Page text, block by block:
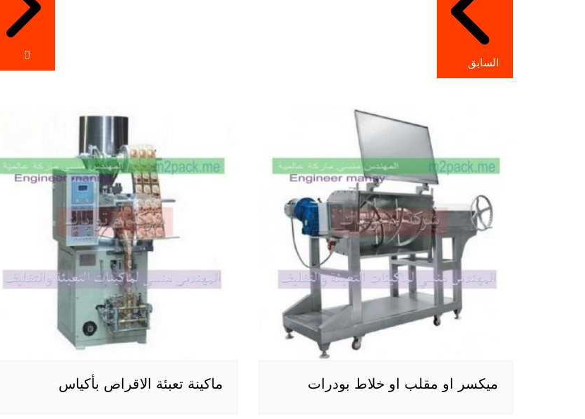
السابق
ميكسر او مقلب او خلاط بودرات ماكينة تعبئة الاقراص بأكياس